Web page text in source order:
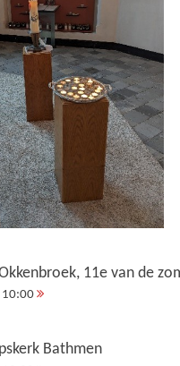
11e van de
Bathmen